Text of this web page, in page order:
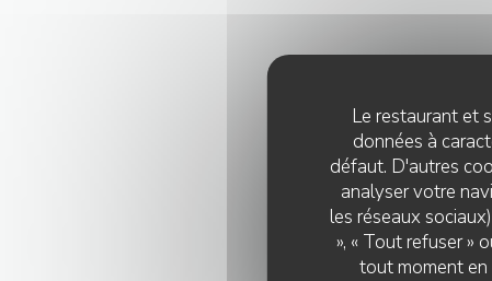
Le restaurant et
données à
défaut. D'autres
analyser votre
les réseaux
», « Tout refuser »
tout moment en